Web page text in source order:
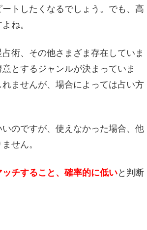
トしたくなるでしょう。でも、高
ね。
術、その他さまざま存在していま
とするジャンルが決まっていま
ませんが、場合によっては占い方
のですが、使えなかった場合、他
せん。
チすること、確率的に低いと判断